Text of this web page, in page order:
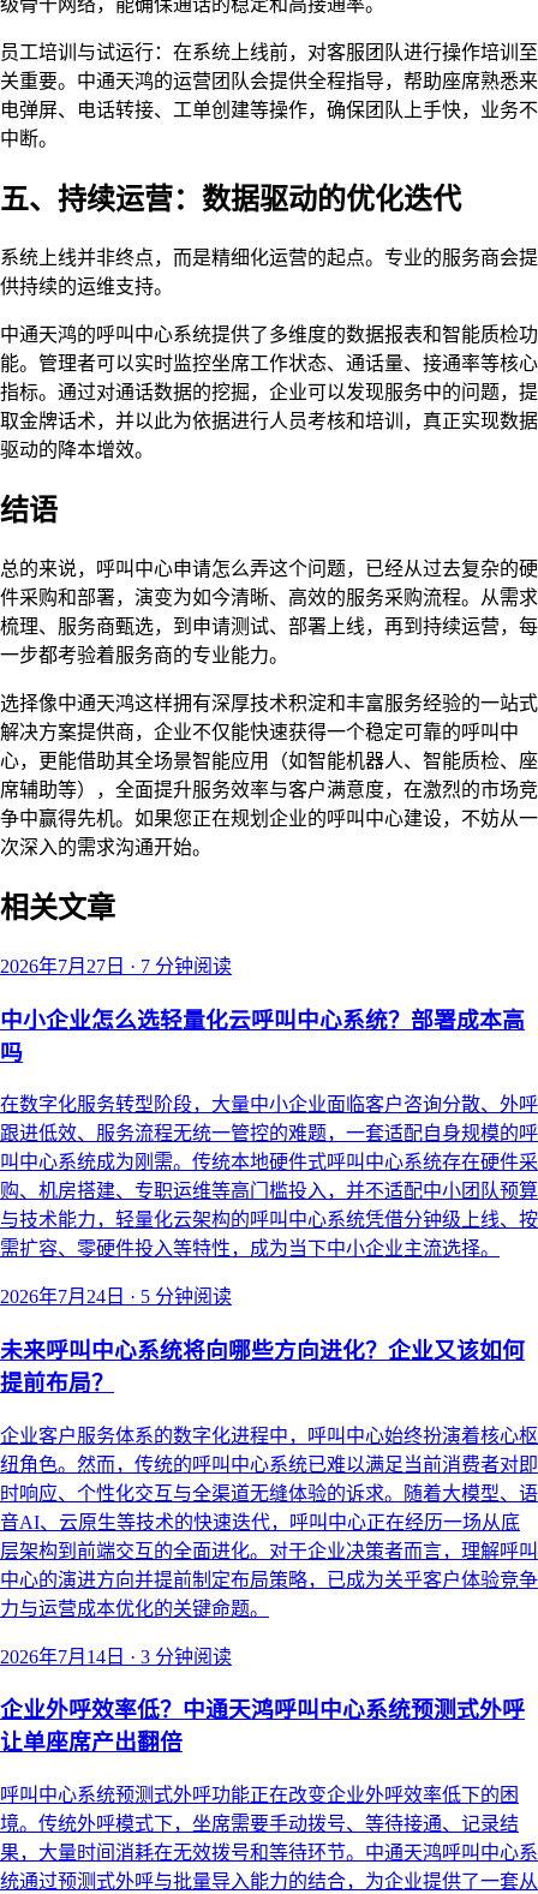
级骨干网络，能确保通话的稳定和高接通率。
员工培训与试运行：在系统上线前，对客服团队进行操作培训至
关重要。中通天鸿的运营团队会提供全程指导，帮助座席熟悉来
电弹屏、电话转接、工单创建等操作，确保团队上手快，业务不
中断。
五、持续运营：数据驱动的优化迭代
系统上线并非终点，而是精细化运营的起点。专业的服务商会提
供持续的运维支持。
中通天鸿的呼叫中心系统提供了多维度的数据报表和智能质检功
能。管理者可以实时监控坐席工作状态、通话量、接通率等核心
指标。通过对通话数据的挖掘，企业可以发现服务中的问题，提
取金牌话术，并以此为依据进行人员考核和培训，真正实现数据
驱动的降本增效。
结语
总的来说，呼叫中心申请怎么弄这个问题，已经从过去复杂的硬
件采购和部署，演变为如今清晰、高效的服务采购流程。从需求
梳理、服务商甄选，到申请测试、部署上线，再到持续运营，每
一步都考验着服务商的专业能力。
选择像中通天鸿这样拥有深厚技术积淀和丰富服务经验的一站式
解决方案提供商，企业不仅能快速获得一个稳定可靠的呼叫中
心，更能借助其全场景智能应用（如智能机器人、智能质检、座
席辅助等），全面提升服务效率与客户满意度，在激烈的市场竞
争中赢得先机。如果您正在规划企业的呼叫中心建设，不妨从一
次深入的需求沟通开始。
相关文章
2026年7月27日 · 7 分钟阅读
中小企业怎么选轻量化云呼叫中心系统？部署成本高
吗
在数字化服务转型阶段，大量中小企业面临客户咨询分散、外呼
跟进低效、服务流程无统一管控的难题，一套适配自身规模的呼
叫中心系统成为刚需。传统本地硬件式呼叫中心系统存在硬件采
购、机房搭建、专职运维等高门槛投入，并不适配中小团队预算
与技术能力，轻量化云架构的呼叫中心系统凭借分钟级上线、按
需扩容、零硬件投入等特性，成为当下中小企业主流选择。
2026年7月24日 · 5 分钟阅读
未来呼叫中心系统将向哪些方向进化？企业又该如何
提前布局？
企业客户服务体系的数字化进程中，呼叫中心始终扮演着核心枢
纽角色。然而，传统的呼叫中心系统已难以满足当前消费者对即
时响应、个性化交互与全渠道无缝体验的诉求。随着大模型、语
音AI、云原生等技术的快速迭代，呼叫中心正在经历一场从底
层架构到前端交互的全面进化。对于企业决策者而言，理解呼叫
中心的演进方向并提前制定布局策略，已成为关乎客户体验竞争
力与运营成本优化的关键命题。
2026年7月14日 · 3 分钟阅读
企业外呼效率低？中通天鸿呼叫中心系统预测式外呼
让单座席产出翻倍
呼叫中心系统预测式外呼功能正在改变企业外呼效率低下的困
境。传统外呼模式下，坐席需要手动拨号、等待接通、记录结
果，大量时间消耗在无效拨号和等待环节。中通天鸿呼叫中心系
统通过预测式外呼与批量导入能力的结合，为企业提供了一套从